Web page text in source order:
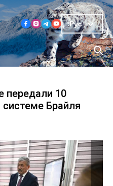
Рус
передали 10
Брайля